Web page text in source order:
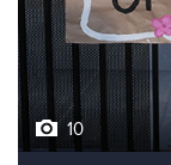
10
Фотохроника 7